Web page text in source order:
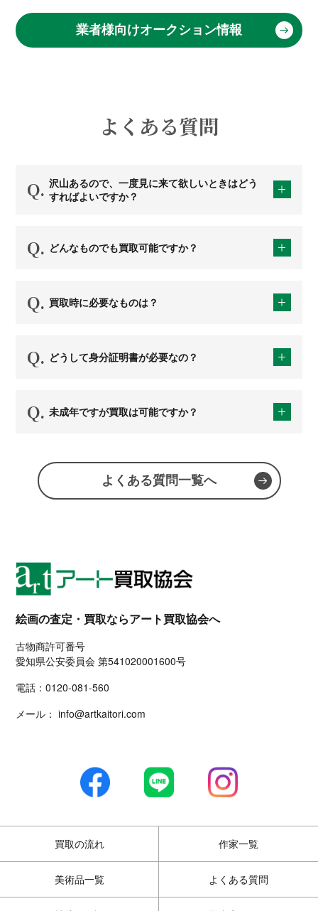
業者様向けオークション情報
よくある質問
沢山あるので、一度見に来て欲しいときはどう
すればよいですか？
どんなものでも買取可能ですか？
買取時に必要なものは？
どうして身分証明書が必要なの？
未成年ですが買取は可能ですか？
よくある質問一覧へ
絵画の査定・買取ならアート買取協会へ
古物商許可番号
愛知県公安委員会 第541020001600号
電話：0120-081-560
メール： info@artkaitori.com
買取の流れ 作家一覧
美術品一覧 よくある質問